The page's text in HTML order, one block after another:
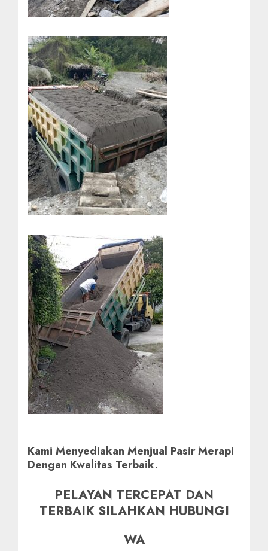
Kami Menyediakan Menjual Pasir Merapi
Dengan Kwalitas Terbaik.
PELAYAN TERCEPAT DAN
TERBAIK SILAHKAN HUBUNGI
WA